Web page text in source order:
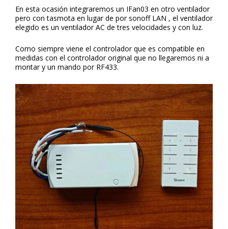
En esta ocasión integraremos un IFan03 en otro ventilador
pero con tasmota en lugar de por sonoff LAN , el ventilador
elegido es un ventilador AC de tres velocidades y con luz.
Como siempre viene el controlador que es compatible en
medidas con el controlador original que no llegaremos ni a
montar y un mando por RF433.